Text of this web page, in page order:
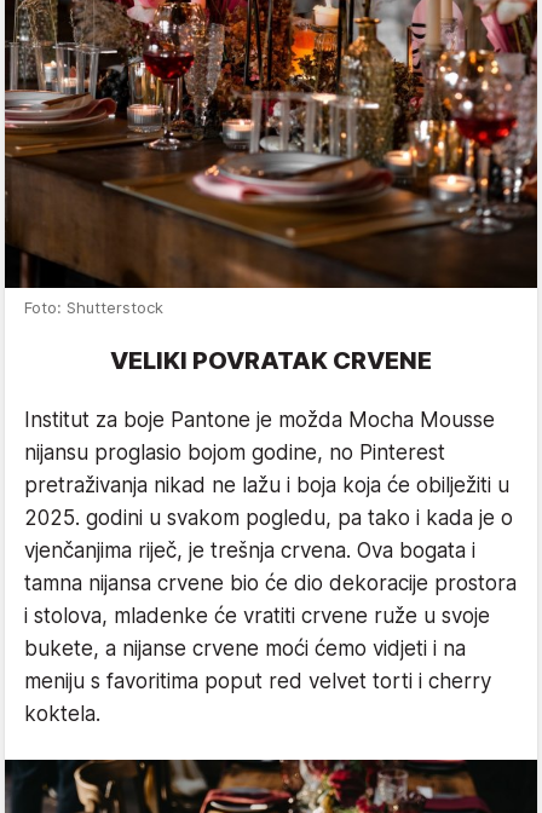
Foto: Shutterstock
VELIKI POVRATAK CRVENE
Institut za boje Pantone je možda Mocha Mousse
nijansu proglasio bojom godine, no Pinterest
pretraživanja nikad ne lažu i boja koja će obilježiti u
2025. godini u svakom pogledu, pa tako i kada je o
vjenčanjima riječ, je trešnja crvena. Ova bogata i
tamna nijansa crvene bio će dio dekoracije prostora
i stolova, mladenke će vratiti crvene ruže u svoje
bukete, a nijanse crvene moći ćemo vidjeti i na
meniju s favoritima poput red velvet torti i cherry
koktela.